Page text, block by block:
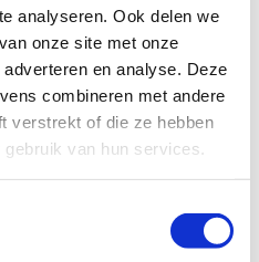
analyseren. Ook delen we
onze site met onze
en analyse. Deze
combineren met andere
verstrekt of die ze hebben
van hun services.